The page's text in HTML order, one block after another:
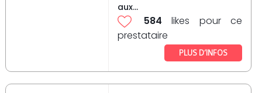
aux...
584 likes pour ce
prestataire
PLUS D’INFOS